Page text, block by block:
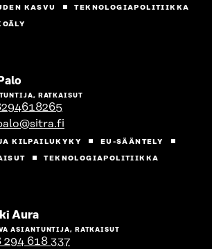
KASVU
TEKNOLOGIAPOLITIIKKA
Siirry
henkilön
sivulle
RATKAISUT
KILPAILUKYKY
EU-SÄÄNTELY
TEKNOLOGIAPOLITIIKKA
AuraSiirry
henkilön
sivulle
ASIANTUNTIJA, RATKAISUT
294 618 337